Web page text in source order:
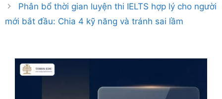
Phân bổ thời gian luyện thi IELTS hợp lý cho người
mới bắt đầu: Chia 4 kỹ năng và tránh sai lầm